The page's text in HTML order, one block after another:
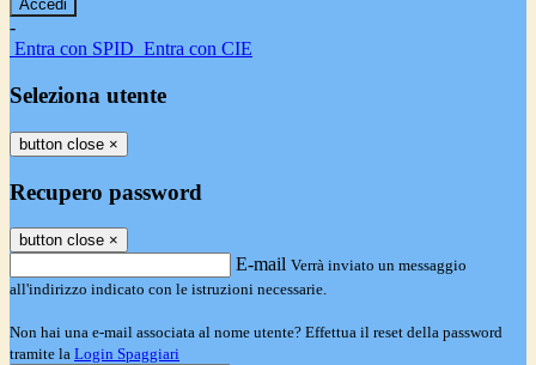
-
Entra con SPID Entra con CIE
Seleziona utente
button close ×
Recupero password
button close ×
E-mail Verrà inviato un messaggio
all'indirizzo indicato con le istruzioni necessarie.
Non hai una e-mail associata al nome utente? Effettua il reset della password
tramite la Login Spaggiari